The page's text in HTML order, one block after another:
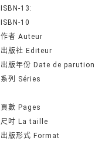
ISBN-13:
ISBN-10
作者 Auteur
出版社 Editeur
出版年份 Date de parution
系列 Séries
頁數 Pages
尺吋 La taille
出版形式 Format